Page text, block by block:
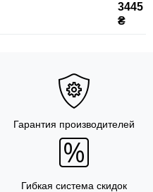
3445
₴
Гарантия производителей
Гибкая система скидок